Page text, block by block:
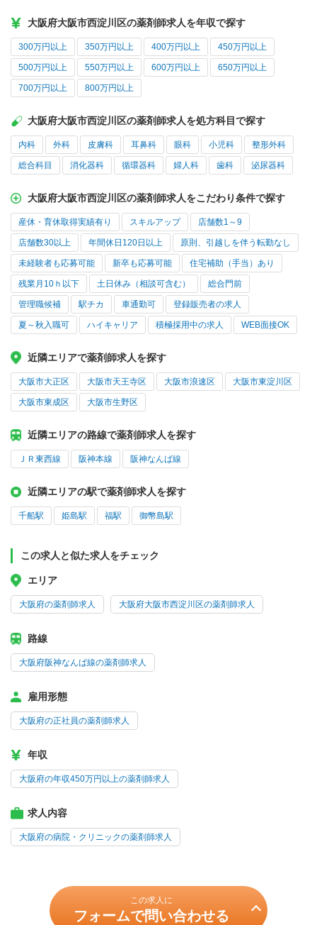
大阪府大阪市西淀川区の薬剤師求人を年収で探す
300万円以上 350万円以上 400万円以上 450万円以上
500万円以上 550万円以上 600万円以上 650万円以上
700万円以上 800万円以上
大阪府大阪市西淀川区の薬剤師求人を処方科目で探す
内科 外科 皮膚科 耳鼻科 眼科 小児科 整形外科
総合科目 消化器科 循環器科 婦人科 歯科 泌尿器科
大阪府大阪市西淀川区の薬剤師求人をこだわり条件で探す
産休・育休取得実績有り スキルアップ 店舗数1～9
店舗数30以上 年間休日120日以上 原則、引越しを伴う転勤なし
未経験者も応募可能 新卒も応募可能 住宅補助（手当）あり
残業月10ｈ以下 土日休み（相談可含む） 総合門前
管理職候補 駅チカ 車通勤可 登録販売者の求人
夏～秋入職可 ハイキャリア 積極採用中の求人 WEB面接OK
近隣エリアで薬剤師求人を探す
大阪市大正区 大阪市天王寺区 大阪市浪速区 大阪市東淀川区
大阪市東成区 大阪市生野区
近隣エリアの路線で薬剤師求人を探す
ＪＲ東西線 阪神本線 阪神なんば線
近隣エリアの駅で薬剤師求人を探す
千船駅 姫島駅 福駅 御幣島駅
この求人と似た求人をチェック
エリア
大阪府の薬剤師求人 大阪府大阪市西淀川区の薬剤師求人
路線
大阪府阪神なんば線の薬剤師求人
雇用形態
大阪府の正社員の薬剤師求人
年収
大阪府の年収450万円以上の薬剤師求人
求人内容
大阪府の病院・クリニックの薬剤師求人
この求人に
フォームで問い合わせる